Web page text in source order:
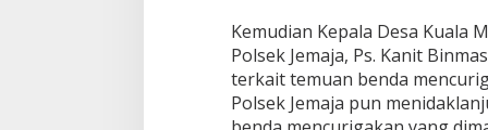
Kemudian Kepala Desa Kuala
Polsek Jemaja, Ps. Kanit
terkait temuan benda
Polsek Jemaja pun